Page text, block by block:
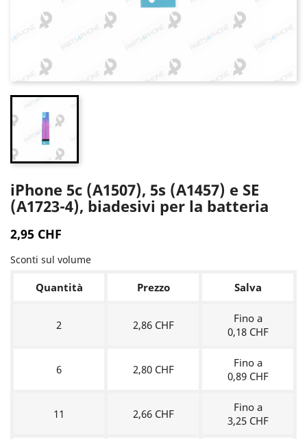
iPhone 5c (A1507), 5s (A1457) e SE
(A1723-4), biadesivi per la batteria
2,95 CHF
Sconti sul volume
Quantità Prezzo Salva
2 2,86 CHF
Fino a
0,18 CHF
6 2,80 CHF
Fino a
0,89 CHF
11 2,66 CHF
Fino a
3,25 CHF